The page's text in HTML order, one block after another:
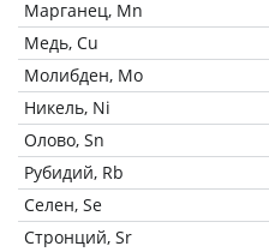
Марганец, Mn
Медь, Cu
Молибден, Mo
Никель, Ni
Олово, Sn
Рубидий, Rb
Селен, Se
Стронций, Sr